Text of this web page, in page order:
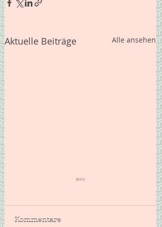
Aktuelle Beiträge Alle ansehen
Kommentare